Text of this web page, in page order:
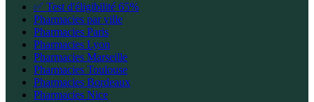
✅ Test d'éligibilité 65%
Pharmacies par ville
Pharmacies Paris
Pharmacies Lyon
Pharmacies Marseille
Pharmacies Toulouse
Pharmacies Bordeaux
Pharmacies Nice